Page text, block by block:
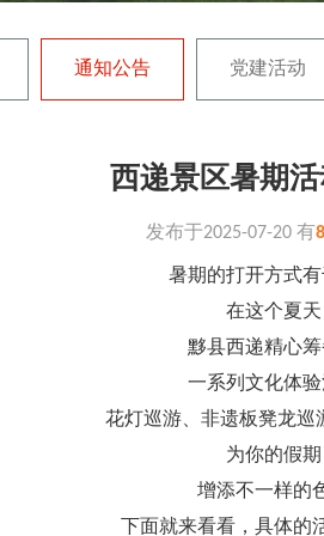
通知公告 党建活动
西递景区暑期
发布于2025-07-20 有
暑期的打开方式
在这个夏天
黟县西递精心筹
一系列文化体
花灯巡游、非遗板凳龙巡
为你的假期
增添不一样的
下面就来看看，具体的